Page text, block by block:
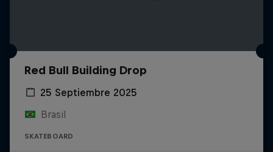
Red Bull Building Drop
25 Septiembre 2025
Brasil
SKATEBOARD